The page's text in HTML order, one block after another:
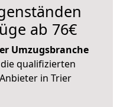
ab 76€
Umzugsbranche
qualifizierten
in Trier